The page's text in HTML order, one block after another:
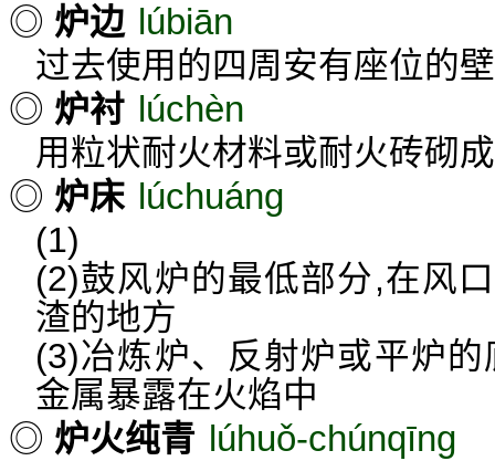
◎ 炉边 lúbiān
过去使用的四周安有座位的
◎ 炉衬 lúchèn
用粒状耐火材料或耐火砖砌
◎ 炉床 lúchuáng
(1)
(2)鼓风炉的最低部分,在风
渣的地方
(3)冶炼炉、反射炉或平炉
金属暴露在火焰中
◎ 炉火纯青 lúhuǒ-chúnqīng